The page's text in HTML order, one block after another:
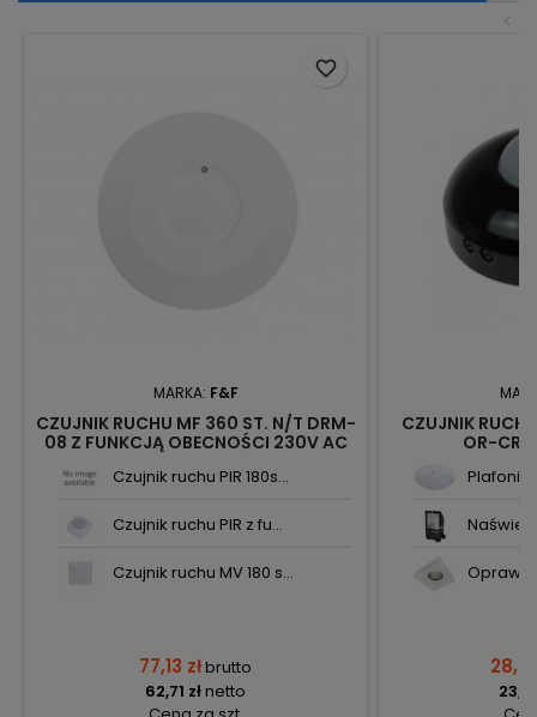
<
MARKA: F&F
CZUJNIK RUCHU MF 360 ST. N/T DRM-
08 Z FUNKCJĄ OBECNOŚCI 230V AC
Czujnik ruchu PIR 180s...
Czujnik ruchu PIR z fu...
Czujnik ruchu MV 180 s...
77,13 złbrutto
62,71 złnetto
favorite_border
CZUJNIK
OR-CR-
Oprawa